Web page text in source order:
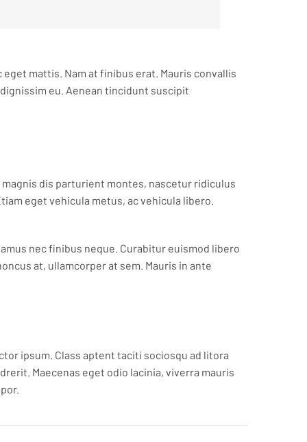
mattis. Nam at finibus erat. Mauris convallis
eu. Aenean tincidunt suscipit
dis parturient montes, nascetur ridiculus
eget vehicula metus, ac vehicula libero.
nec finibus neque. Curabitur euismod libero
at, ullamcorper at sem. Mauris in ante
ipsum. Class aptent taciti sociosqu ad litora
Maecenas eget odio lacinia, viverra mauris